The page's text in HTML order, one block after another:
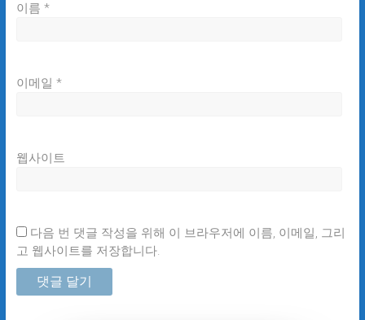
이름 *
이메일 *
웹사이트
다음 번 댓글 작성을 위해 이 브라우저에 이름, 이메일, 그리
고 웹사이트를 저장합니다.